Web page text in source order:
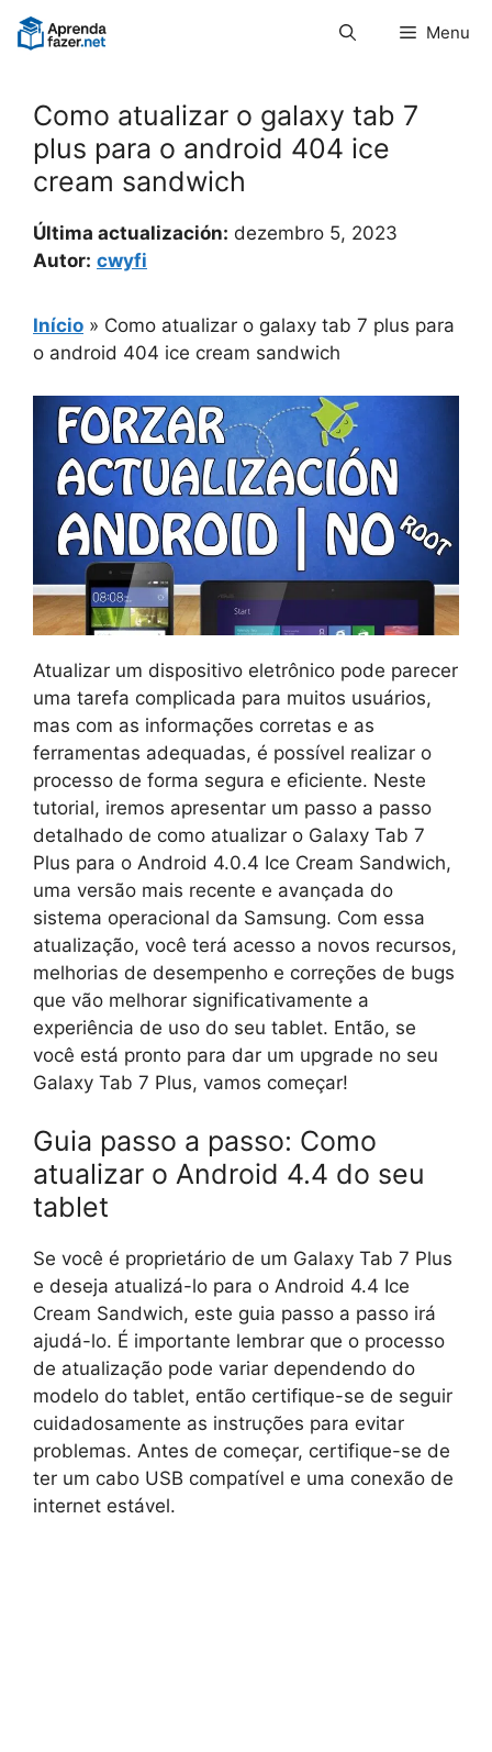
Pular
para
Menu
Como atualizar o galaxy tab 7
plus para o android 404 ice
cream sandwich
Última actualización: dezembro 5, 2023
Autor: cwyfi
Início » Como atualizar o galaxy tab 7 plus para
o android 404 ice cream sandwich
Atualizar um dispositivo eletrônico pode parecer
uma tarefa complicada para muitos usuários,
mas com as informações corretas e as
ferramentas adequadas, é possível realizar o
processo de forma segura e eficiente. Neste
tutorial, iremos apresentar um passo a passo
detalhado de como atualizar o Galaxy Tab 7
Plus para o Android 4.0.4 Ice Cream Sandwich,
uma versão mais recente e avançada do
sistema operacional da Samsung. Com essa
atualização, você terá acesso a novos recursos,
melhorias de desempenho e correções de bugs
que vão melhorar significativamente a
experiência de uso do seu tablet. Então, se
você está pronto para dar um upgrade no seu
Galaxy Tab 7 Plus, vamos começar!
Guia passo a passo: Como
atualizar o Android 4.4 do seu
tablet
Se você é proprietário de um Galaxy Tab 7 Plus
e deseja atualizá-lo para o Android 4.4 Ice
Cream Sandwich, este guia passo a passo irá
ajudá-lo. É importante lembrar que o processo
de atualização pode variar dependendo do
modelo do tablet, então certifique-se de seguir
cuidadosamente as instruções para evitar
problemas. Antes de começar, certifique-se de
ter um cabo USB compatível e uma conexão de
internet estável.